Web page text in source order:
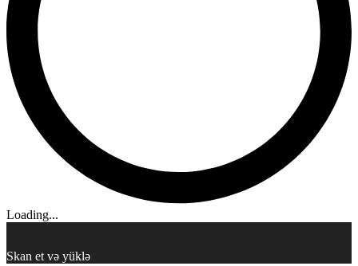
Loading...
Skan et və yüklə